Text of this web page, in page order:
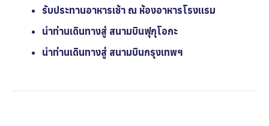
รับประทานอาหารเช้า ณ ห้องอาหารโรงเเรม
นำท่านเดินทางสู่ สนามบินฟุกุโอกะ
นำท่านเดินทางสู่ สนามบินกรุงเทพฯ